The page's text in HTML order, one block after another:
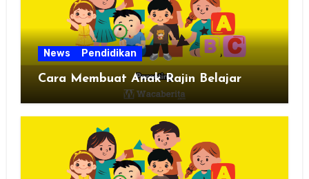
News Pendidikan
Cara Membuat Anak Rajin Belajar